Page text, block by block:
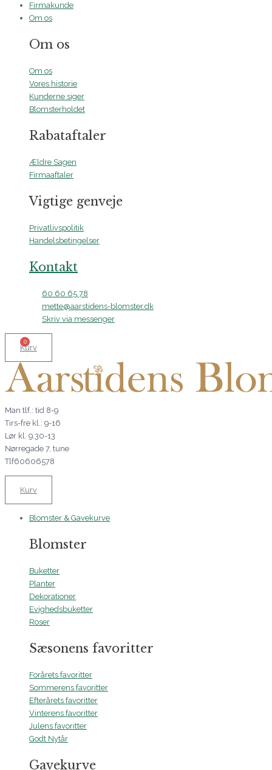
Firmakunde
Om os
Om os
Om os
Vores historie
Kunderne siger
Blomsterholdet
Rabataftaler
Ældre Sagen
Firmaaftaler
Vigtige genveje
Privatlivspolitik
Handelsbetingelser
Kontakt
60 60 65 78
mette@aarstidens-blomster.dk
Skriv via messenger
0
Kurv
Man tlf.: tid 8-9
Tirs-fre kl.: 9-16
Lør kl. 9.30-13
Nørregade 7, tune
Tlf60606578
Kurv
Blomster & Gavekurve
Blomster
Buketter
Planter
Dekorationer
Evighedsbuketter
Roser
Sæsonens favoritter
Forårets favoritter
Sommerens favoritter
Efterårets favoritter
Vinterens favoritter
Julens favoritter
Godt Nytår
Gavekurve